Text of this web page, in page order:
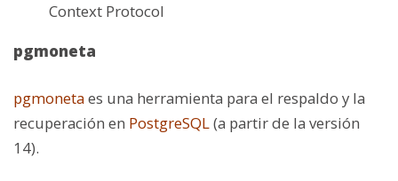
Context Protocol
pgmoneta
pgmonetaes una herramienta para el respaldo y la
recuperación en PostgreSQL(a partir de la versión
14).